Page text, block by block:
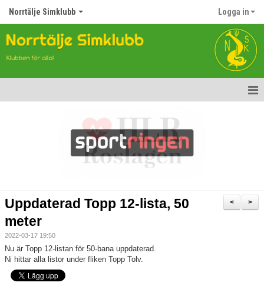
Norrtälje Simklubb Logga in
Topp Tolv
Anmälan till Simklubben
Våra tävlingar
>
<
Uppdaterad Topp 12-lista, 50
meter
2022-03-17 19:50
Nu är Topp 12-listan för 50-bana uppdaterad.
Ni hittar alla listor under fliken Topp Tolv.